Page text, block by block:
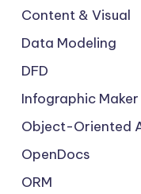
Content & Visual
Data Modeling
DFD
Infographic Maker
Object-Oriented
OpenDocs
ORM